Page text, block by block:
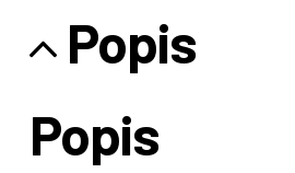
Popis
Popis